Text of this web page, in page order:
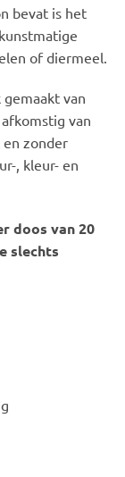
bevat is het
of diermeel.
van
van
en zonder
, kleur- en
doos van 20
slechts